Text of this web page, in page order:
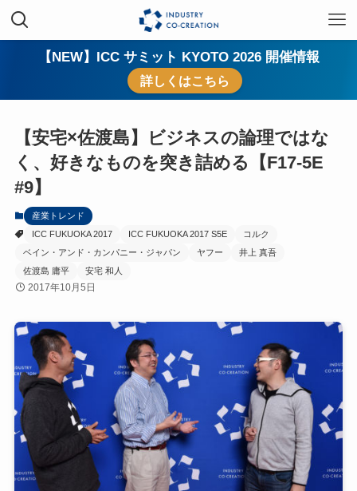
【NEW】ICC サミット KYOTO 2026 開催情報
詳しくはこちら
【安宅×佐渡島】ビジネスの論理ではな
く、好きなものを突き詰める【F17-5E
#9】
産業トレンド
ICC FUKUOKA 2017
ICC FUKUOKA 2017 S5E
コルク
ベイン・アンド・カンパニー・ジャパン
ヤフー
井上 真吾
佐渡島 庸平
安宅 和人
2017年10月5日